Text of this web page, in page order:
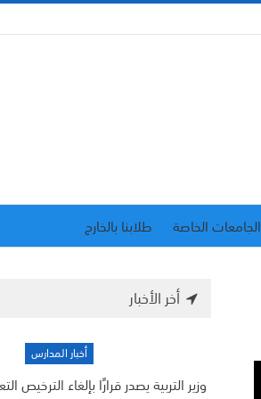
الجامعات الخاصة
طلابنا بالخارج
أخر الأخبار
أخبار المدارس
وزير التربية يصدر قرارًا بإلغاء الترخيص